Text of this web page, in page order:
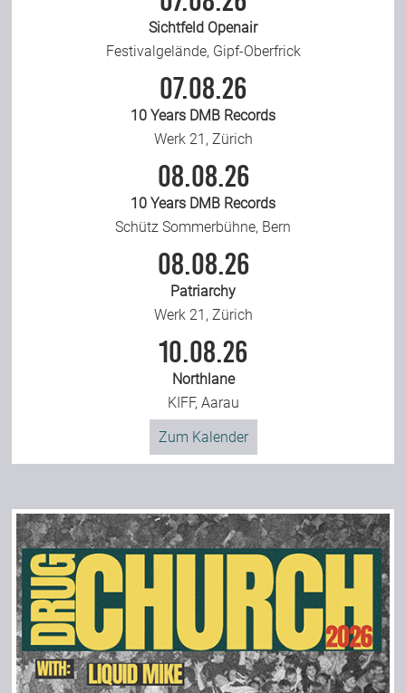
Sichtfeld Openair
Festivalgelände, Gipf-Oberfrick
07.08.26
10 Years DMB Records
Werk 21, Zürich
08.08.26
10 Years DMB Records
Schütz Sommerbühne, Bern
08.08.26
Patriarchy
Werk 21, Zürich
10.08.26
Northlane
KIFF, Aarau
Zum Kalender